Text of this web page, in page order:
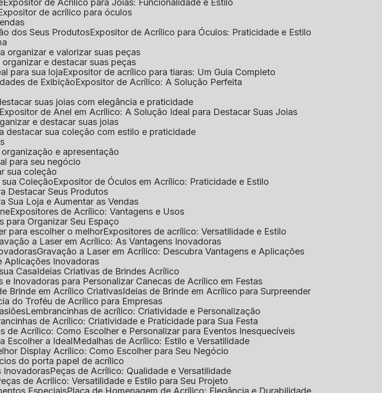
Expositor de Acrílico para Joias: Funcionalidade e Estilo
Expositor de acrílico para óculos
dos Seus Produtos Expositor de Acrílico para Óculos: Praticidade e Estilo
organizar e valorizar suas peças
e destacar suas peças
para sua loja Expositor de acrílico para tiaras: Um Guia Completo
de Exibição Expositor de Acrílico: A Solução Perfeita
suas joias com elegância e praticidade
Expositor de Anel em Acrílico: A Solução Ideal para Destacar Suas Joias
e destacar suas joias
destacar sua coleção com estilo e praticidade
e apresentação
para seu negócio
sua coleção
Coleção Expositor de Óculos em Acrílico: Praticidade e Estilo
Destacar Seus Produtos
Sua Loja e Aumentar as Vendas
Expositores de Acrílico: Vantagens e Usos
para Organizar Seu Espaço
para escolher o melhor Expositores de acrílico: Versatilidade e Estilo
a Laser em Acrílico: As Vantagens Inovadoras
Gravação a Laser em Acrílico: Descubra Vantagens e Aplicações
Aplicações Inovadoras
Casa Ideias Criativas de Brindes Acrílico
e Inovadoras para Personalizar Canecas de Acrílico em Festas
Brinde em Acrílico Criativas Ideias de Brinde em Acrílico para Surpreender
do Troféu de Acrílico para Empresas
Lembrancinhas de acrílico: Criatividade e Personalização
de Acrílico: Criatividade e Praticidade para Sua Festa
de Acrílico: Como Escolher e Personalizar para Eventos Inesquecíveis
Escolher a Ideal
Medalhas de Acrílico: Estilo e Versatilidade
Display Acrílico: Como Escolher para Seu Negócio
do porta papel de acrílico
Inovadoras
Peças de Acrílico: Qualidade e Versatilidade
Peças de Acrílico: Versatilidade e Estilo para Seu Projeto
Especiais
Placa de Homenagem de Acrílico: Elegância e Durabilidade